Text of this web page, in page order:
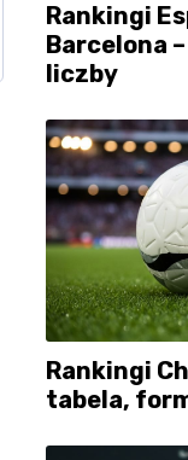
Rankingi
Barcelona
liczby
Rankingi
tabela,